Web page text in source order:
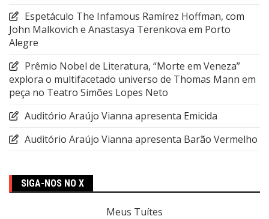
Espetáculo The Infamous Ramírez Hoffman, com
John Malkovich e Anastasya Terenkova em Porto
Alegre
Prêmio Nobel de Literatura, “Morte em Veneza”
explora o multifacetado universo de Thomas Mann em
peça no Teatro Simões Lopes Neto
Auditório Araújo Vianna apresenta Emicida
Auditório Araújo Vianna apresenta Barão Vermelho
SIGA-NOS NO X
Meus Tuítes